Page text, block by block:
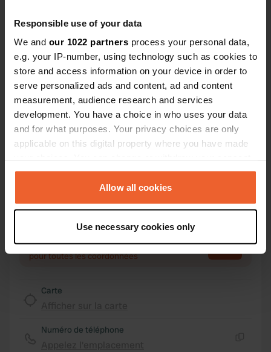
Responsible use of your data
We and our 1022 partners process your personal data,
e.g. your IP-number, using technology such as cookies to
store and access information on your device in order to
serve personalized ads and content, ad and content
measurement, audience research and services
development. You have a choice in who uses your data
and for what purposes. Your privacy choices are only
applicable on this digital property where you have made
any time from the Cookie Declaration or by clicking on
the Privacy trigger icon.
Collect information about your geographical location
which can be accurate to within several meters
Identify your device by actively scanning it for
Find out more about how your personal data is processed
We use cookies to personalise content and ads, to
Allow all cookies
Use necessary cookies only
Contact
Emplacement
Badweg
82216, Maisach, Allemagne
Coordonnées
Code du site
Passer àPRO+
pour toutes les coordonnées
Carte
Numéro de téléphone